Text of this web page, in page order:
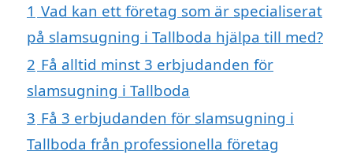
1 Vad kan ett företag som är specialiserat
på slamsugning i Tallboda hjälpa till med?
2 Få alltid minst 3 erbjudanden för
slamsugning i Tallboda
3 Få 3 erbjudanden för slamsugning i
Tallboda från professionella företag